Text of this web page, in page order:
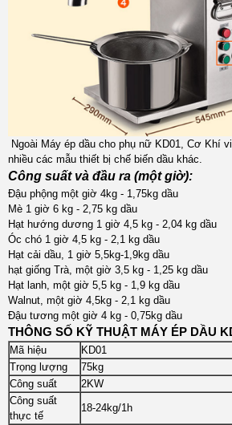
Ngoài Máy ép dầu cho phụ nữ KD01, Cơ Khí
nhiều các mẫu thiết bị chế biến dầu khác.
Công suất và đầu ra (một giờ):
Đậu phộng một giờ 4kg - 1,75kg dầu
Mè 1 giờ 6 kg - 2,75 kg dầu
Hạt hướng dương 1 giờ 4,5 kg - 2,04 kg dầu
Óc chó 1 giờ 4,5 kg - 2,1 kg dầu
Hạt cải dầu, 1 giờ 5,5kg-1,9kg dầu
hạt giống Trà, một giờ 3,5 kg - 1,25 kg dầu
Hạt lanh, một giờ 5,5 kg - 1,9 kg dầu
Walnut, một giờ 4,5kg - 2,1 kg dầu
Đậu tương một giờ 4 kg - 0,75kg dầu
THÔNG SỐ KỸ THUẬT MÁY ÉP DẦU
Mã hiệu
KD01
Trọng lượng
75kg
Công suất
2KW
Công suất
thực tế
18-24kg/1h